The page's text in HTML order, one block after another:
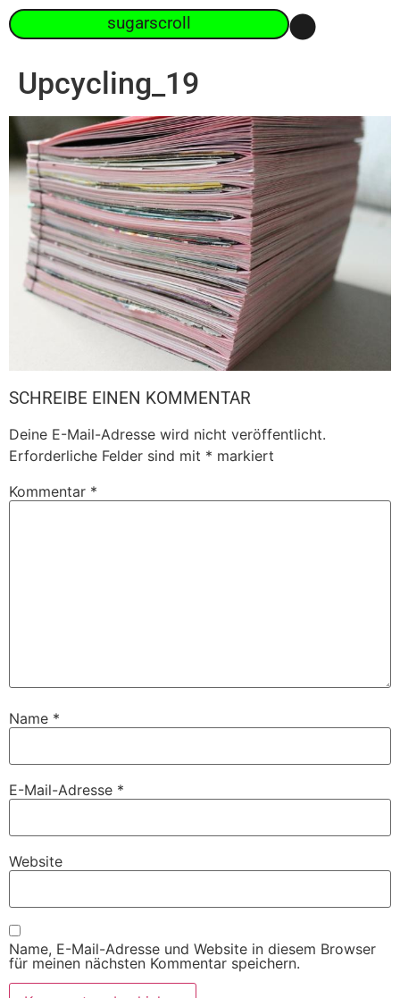
sugarscroll
Upcycling_19
SCHREIBE EINEN KOMMENTAR
Deine E-Mail-Adresse wird nicht veröffentlicht.
Erforderliche Felder sind mit * markiert
Kommentar *
Name *
E-Mail-Adresse *
Website
Name, E-Mail-Adresse und Website in diesem Browser
für meinen nächsten Kommentar speichern.